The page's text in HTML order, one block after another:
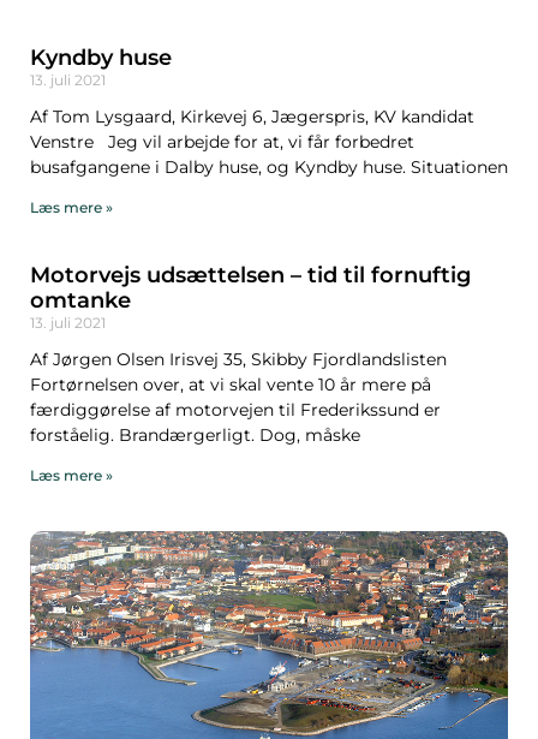
Kyndby huse
13. juli 2021
Af Tom Lysgaard, Kirkevej 6, Jægerspris, KV kandidat
Venstre Jeg vil arbejde for at, vi får forbedret
busafgangene i Dalby huse, og Kyndby huse. Situationen
Læs mere »
Motorvejs udsættelsen – tid til fornuftig
omtanke
13. juli 2021
Af Jørgen Olsen Irisvej 35, Skibby Fjordlandslisten
Fortørnelsen over, at vi skal vente 10 år mere på
færdiggørelse af motorvejen til Frederikssund er
forståelig. Brandærgerligt. Dog, måske
Læs mere »